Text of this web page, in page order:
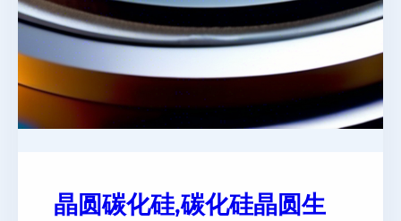
晶圆碳化硅,碳化硅晶圆生